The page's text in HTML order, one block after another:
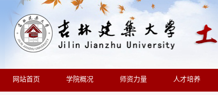
网站首页 学院概况 师资力量 人才培养